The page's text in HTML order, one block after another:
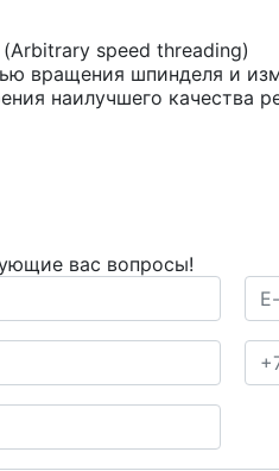
speed threading)
вращения шпинделя и
наилучшего качества
вас вопросы!